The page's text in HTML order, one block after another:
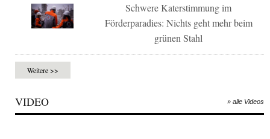
Schwere Katerstimmung im
Förderparadies: Nichts geht mehr beim
grünen Stahl
Weitere >>
VIDEO » alle Videos